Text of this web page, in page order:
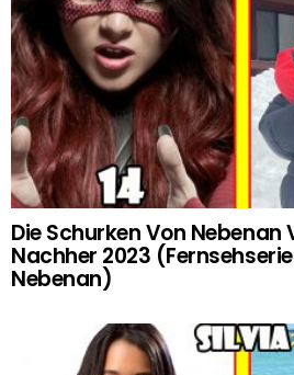
Die Schurken Von Nebenan
Nachher 2023
Nebenan)